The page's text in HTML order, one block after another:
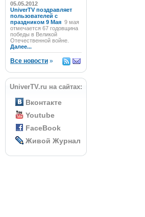
05.05.2012
UniverTV поздравляет
пользователей с
праздником 9 Мая 9 мая
отмечается 67 годовщина
победы в Великой
Отечественной войне.
Далее...
Все новости »
UniverTV.ru на сайтах:
Вконтакте
Youtube
FaceBook
Живой Журнал